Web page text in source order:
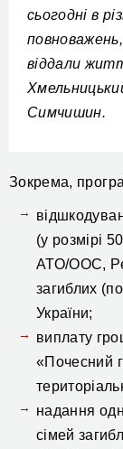
сьогодні в
віддали
Симчишин.
Зокрема,
(у розмірі
АТО/ООС,
загиблих
України;
виплату
«Почесний
надання
сімей